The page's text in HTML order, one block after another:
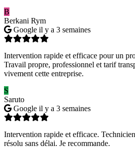
B
Berkani Rym
Google il y a 3 semaines
Intervention rapide et efficace pour un
Travail propre, professionnel et tarif
vivement cette entreprise.
S
Saruto
Google il y a 3 semaines
Intervention rapide et efficace.
résolu sans délai. Je recommande.